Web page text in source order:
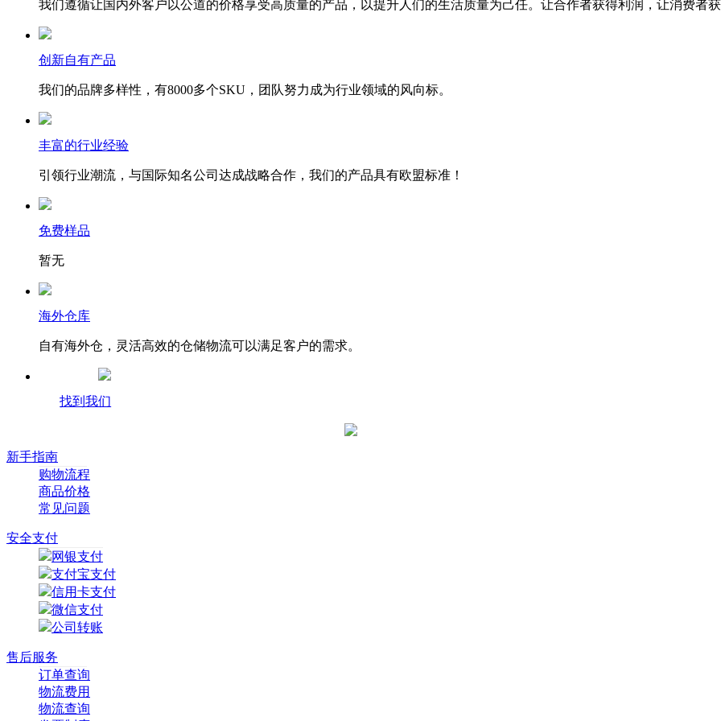
我们遵循让国内外客户以公道的价格享受高质量的产品，以提升人们的生活质量为己任。让合作者获得利润，让消费者
创新自有产品
我们的品牌多样性，有8000多个SKU，团队努力成为行业领域的风向标。
丰富的行业经验
引领行业潮流，与国际知名公司达成战略合作，我们的产品具有欧盟标准！
免费样品
暂无
海外仓库
自有海外仓，灵活高效的仓储物流可以满足客户的需求。
找到我们
新手指南
购物流程
商品价格
常见问题
安全支付
网银支付
支付宝支付
信用卡支付
微信支付
公司转账
售后服务
订单查询
物流费用
物流查询